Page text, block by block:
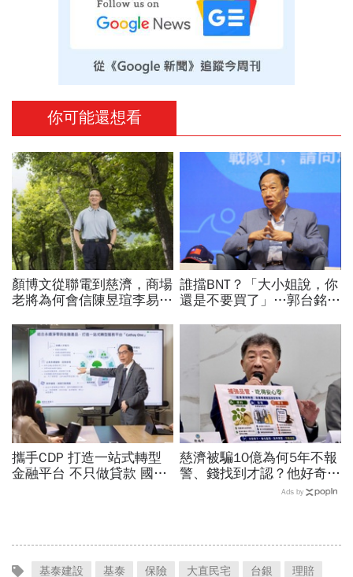
你可能還想看
顏博文從聯電到慈濟，商場
老將為何會信陳昱瑄李易
聲：將捍衛信眾捐款、蔡英
文也說話
誰擋BNT？「大小姐說，你
還是不要買了」…郭台銘曝
回應了
攜手CDP 打造一站式轉型
金融平台 不只做貸款 國泰
慈濟被騙10億為何5年不報
警、錢找到才認？他好奇：
當年財報怎麼編…陳時中背
Ads by
基泰建設 基泰 保險 大直民宅 台銀 理賠